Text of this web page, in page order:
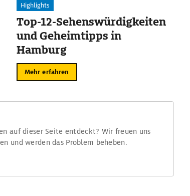
Highlights
Top-12-Sehenswürdigkeiten
und Geheimtipps in
Hamburg
Mehr erfahren
auf dieser Seite entdeckt? Wir freuen uns
und werden das Problem beheben.